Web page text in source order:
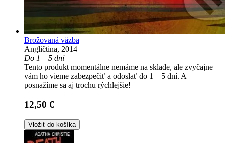
Brožovaná väzba
Angličtina, 2014
Do 1 – 5 dní
Tento produkt momentálne nemáme na sklade, ale zvyčajne
vám ho vieme zabezpečiť a odoslať do 1 – 5 dní. A
posnažíme sa aj trochu rýchlejšie!
12,50 €
Vložiť do košíka